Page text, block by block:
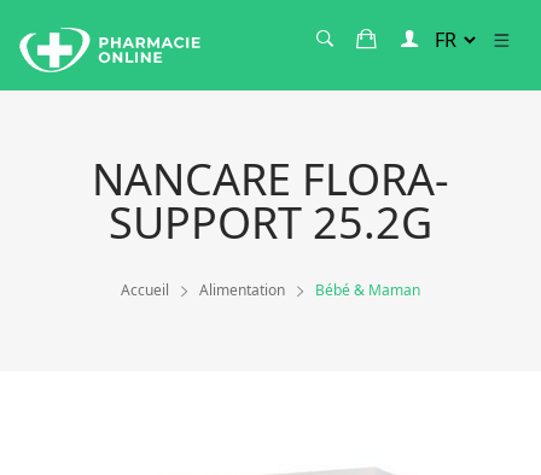
NANCARE FLORA-
SUPPORT 25.2G
Accueil Alimentation Bébé & Maman